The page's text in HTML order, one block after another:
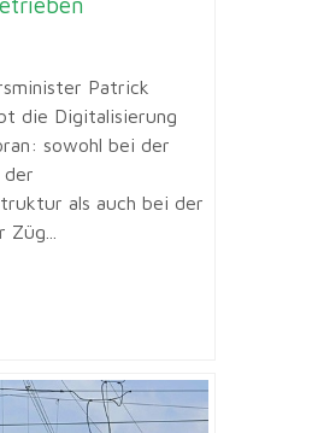
Patrick
die Digitalisierung
sowohl bei der
der
als auch bei der